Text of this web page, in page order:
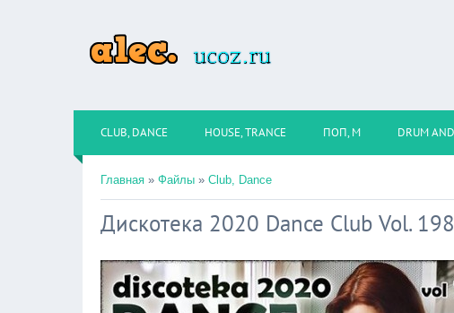
CLUB, DANCE HOUSE, TRANCE ПОП, М DRUM
Главная » Файлы » Club, Dance
Дискотека 2020 Dance Club Vol.